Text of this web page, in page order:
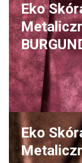
Eko
Eko